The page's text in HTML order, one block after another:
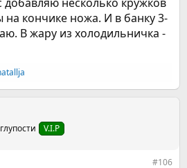
кончике ножа. И в банку 3-
В жару из холодильничка -
V.I.P
#106